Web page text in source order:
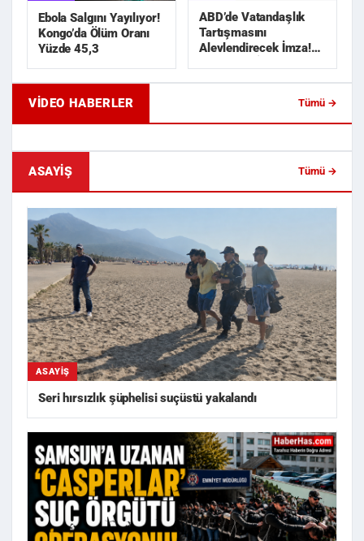
Ebola Salgını Yayılıyor!
Kongo’da Ölüm Oranı
Yüzde 45,3
ABD’de Vatandaşlık
Tartışmasını
Alevlendirecek İmza!
Karar
VIDEO HABERLER
Tümü →
Geride Bıraktığı Mektup Tefecilik
Samsun'da Lise
ASAYIŞ Tümü →
ASAYIŞ
Seri hırsızlık şüphelisi suçüstü yakalandı